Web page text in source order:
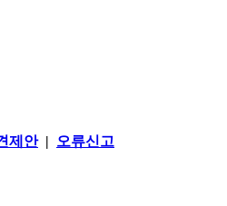
제안| 오류신고